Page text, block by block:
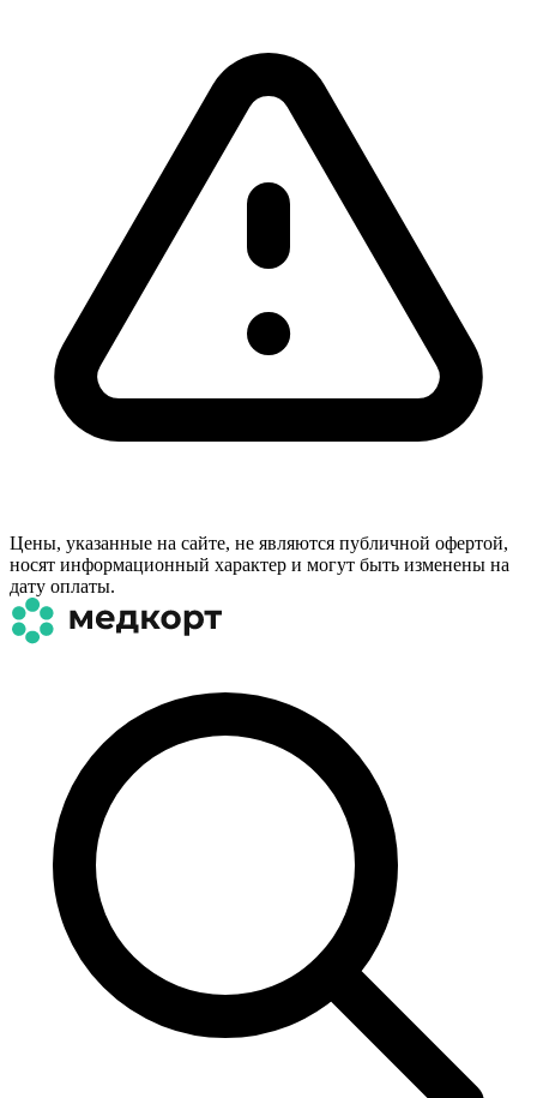
Цены, указанные на сайте, не являются публичной офертой,
носят информационный характер и могут быть изменены на
дату оплаты.